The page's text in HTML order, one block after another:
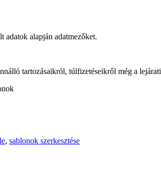
adatok alapján adatmezőket.
tartozásaikról, túlfizetéseikről még a
, sablonok szerkesztése